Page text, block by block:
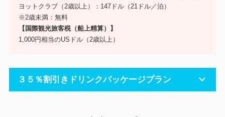
ヨットクラブ（2歳以上）：147ドル（21ドル／泊）
※2歳未満：無料
【国際観光旅客税（船上精算）】
1,000円相当のUSドル（2歳以上）
３５％割引きドリンクパッケージプラン